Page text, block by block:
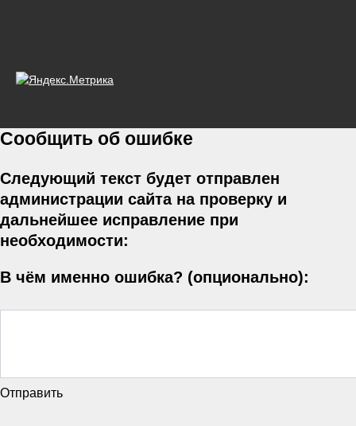
Сообщить об ошибке
Следующий текст будет отправлен
администрации сайта на проверку и
дальнейшее исправление при
необходимости:
В чём именно ошибка? (опционально):
Отправить